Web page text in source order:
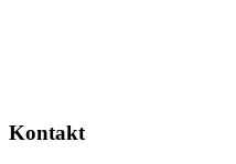
Kontakt